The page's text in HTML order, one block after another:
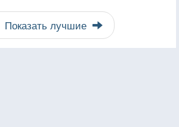
Показать лучшие